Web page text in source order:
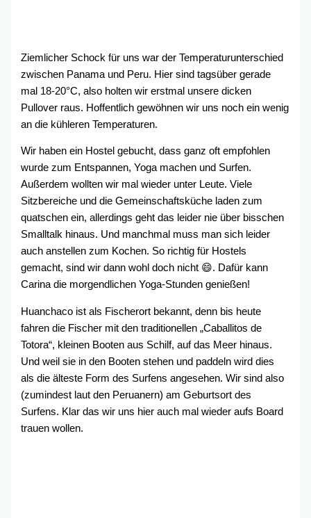
Ziemlicher Schock für uns war der Temperaturunterschied
zwischen Panama und Peru. Hier sind tagsüber gerade
mal 18-20°C, also holten wir erstmal unsere dicken
Pullover raus. Hoffentlich gewöhnen wir uns noch ein wenig
an die kühleren Temperaturen.
Wir haben ein Hostel gebucht, dass ganz oft empfohlen
wurde zum Entspannen, Yoga machen und Surfen.
Außerdem wollten wir mal wieder unter Leute. Viele
Sitzbereiche und die Gemeinschaftsküche laden zum
quatschen ein, allerdings geht das leider nie über bisschen
Smalltalk hinaus. Und manchmal muss man sich leider
auch anstellen zum Kochen. So richtig für Hostels
gemacht, sind wir dann wohl doch nicht 😄. Dafür kann
Carina die morgendlichen Yoga-Stunden genießen!
Huanchaco ist als Fischerort bekannt, denn bis heute
fahren die Fischer mit den traditionellen „Caballitos de
Totora“, kleinen Booten aus Schilf, auf das Meer hinaus.
Und weil sie in den Booten stehen und paddeln wird dies
als die älteste Form des Surfens angesehen. Wir sind also
(zumindest laut den Peruanern) am Geburtsort des
Surfens. Klar das wir uns hier auch mal wieder aufs Board
trauen wollen.